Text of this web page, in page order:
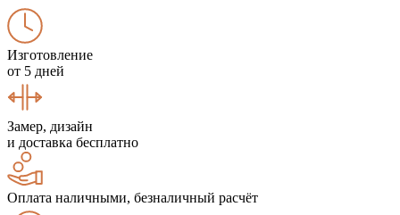
Изготовление
от 5 дней
Замер, дизайн
и доставка бесплатно
Оплата наличными, безналичный расчёт